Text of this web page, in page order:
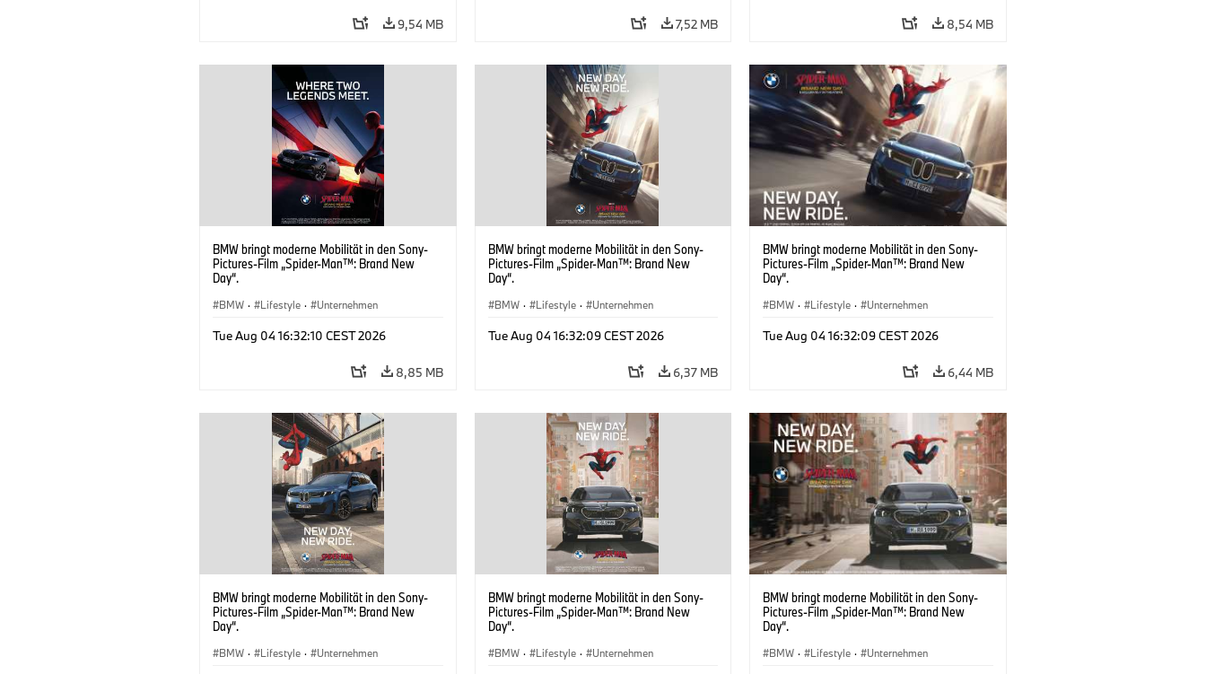
9,54 MB 7,52 MB 8,54 MB
BMW bringt moderne Mobilität in den Sony-
Pictures-Film „Spider-Man™: Brand New
Day“.
BMW · Lifestyle · Unternehmen
Tue Aug 04 16:32:10 CEST 2026
8,85 MB
BMW bringt moderne Mobilität in den Sony-
Pictures-Film „Spider-Man™: Brand New
Day“.
BMW · Lifestyle · Unternehmen
Tue Aug 04 16:32:09 CEST 2026
6,37 MB
BMW bringt moderne Mobilität in den Sony-
Pictures-Film „Spider-Man™: Brand New
Day“.
BMW · Lifestyle · Unternehmen
Tue Aug 04 16:32:09 CEST 2026
6,44 MB
BMW bringt moderne Mobilität in den Sony-
Pictures-Film „Spider-Man™: Brand New
Day“.
BMW · Lifestyle · Unternehmen
BMW bringt moderne Mobilität in den Sony-
Pictures-Film „Spider-Man™: Brand New
Day“.
BMW · Lifestyle · Unternehmen
BMW bringt moderne Mobilität in den Sony-
Pictures-Film „Spider-Man™: Brand New
Day“.
BMW · Lifestyle · Unternehmen